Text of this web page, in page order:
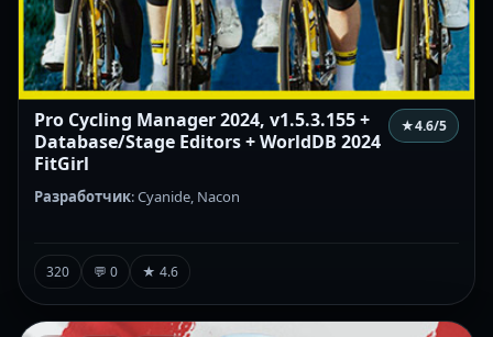
Pro Cycling Manager 2024, v1.5.3.155 +
Database/Stage Editors + WorldDB 2024
FitGirl
★4.6/5
Разработчик: Cyanide, Nacon
320 💬 0 ★ 4.6